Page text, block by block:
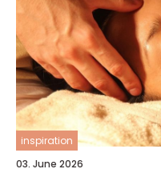
inspiration
03. June 2026